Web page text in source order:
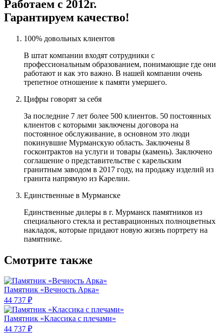
Работаем с 2012г.
Гарантируем качество!
100% довольных клиентов
В штат компании входят сотрудники с
профессиональным образованием, понимающие где они
работают и как это важно. В нашей компании очень
трепетное отношение к памяти умершего.
Цифры говорят за себя
За последние 7 лет более 500 клиентов. 50 постоянных
клиентов с которыми заключены договора на
постоянное обслуживание, в основном это люди
покинувшие Мурманскую область. Заключены 8
госконтрактов на услуги и товары (камень). Заключено
соглашение о представительстве с карельским
гранитным заводом в 2017 году, на продажу изделий из
гранита напрямую из Карелии.
Единственные в Мурманске
Единственные дилеры в г. Мурманск памятников из
специального стекла и реставрационных полноцветных
накладок, которые придают новую жизнь портрету на
памятнике.
Смотрите также
Памятник «Вечность Арка»
44 737 ₽
Памятник «Классика c плечами»
44 737 ₽